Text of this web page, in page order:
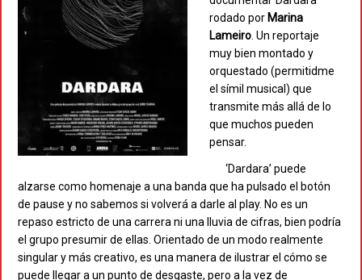
rodado por Marina
Lameiro. Un reportaje
muy bien montado y
orquestado (permitidme
el símil musical) que
transmite más allá de lo
que muchos pueden
pensar.
‘Dardara’ puede
alzarse como homenaje a una banda que ha pulsado el botón
de pause y no sabemos si volverá a darle al play. No es un
repaso estricto de una carrera ni una lluvia de cifras, bien podría
el grupo presumir de ellas. Orientado de un modo realmente
singular y más creativo, es una manera de ilustrar el cómo se
puede llegar a un punto de desgaste, pero a la vez de